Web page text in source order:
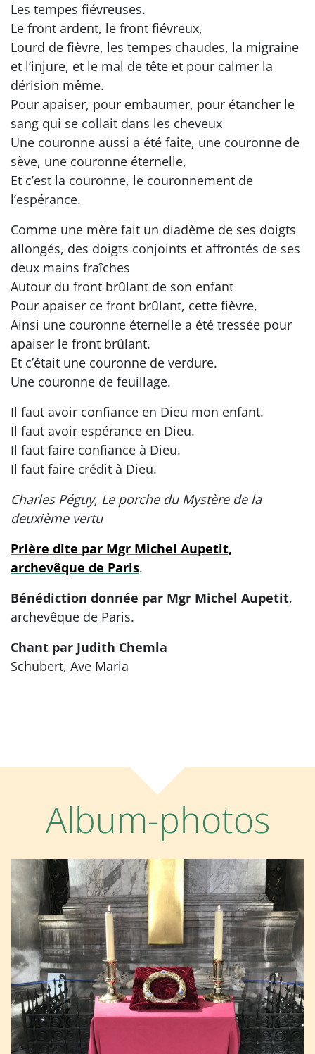
Les tempes fiévreuses.
Le front ardent, le front fiévreux,
Lourd de fièvre, les tempes chaudes, la migraine
et l’injure, et le mal de tête et pour calmer la
dérision même.
Pour apaiser, pour embaumer, pour étancher le
sang qui se collait dans les cheveux
Une couronne aussi a été faite, une couronne de
sève, une couronne éternelle,
Et c’est la couronne, le couronnement de
l’espérance.
Comme une mère fait un diadème de ses doigts
allongés, des doigts conjoints et affrontés de ses
deux mains fraîches
Autour du front brûlant de son enfant
Pour apaiser ce front brûlant, cette fièvre,
Ainsi une couronne éternelle a été tressée pour
apaiser le front brûlant.
Et c’était une couronne de verdure.
Une couronne de feuillage.
Il faut avoir confiance en Dieu mon enfant.
Il faut avoir espérance en Dieu.
Il faut faire confiance à Dieu.
Il faut faire crédit à Dieu.
Charles Péguy, Le porche du Mystère de la
deuxième vertu
Prière dite par Mgr Michel Aupetit,
archevêque de Paris.
Bénédiction donnée par Mgr Michel Aupetit,
archevêque de Paris.
Chant par Judith Chemla
Schubert, Ave Maria
Album-photos